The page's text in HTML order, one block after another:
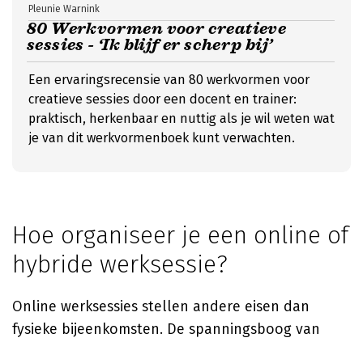
80 Werkvormen voor creatieve
sessies - ‘Ik blijf er scherp bij’
Pleunie Warnink
Een ervaringsrecensie van 80 werkvormen voor
creatieve sessies door een docent en trainer:
praktisch, herkenbaar en nuttig als je wil weten wat
je van dit werkvormenboek kunt verwachten.
Hoe organiseer je een online of
hybride werksessie?
Online werksessies stellen andere eisen dan
fysieke bijeenkomsten. De spanningsboog van